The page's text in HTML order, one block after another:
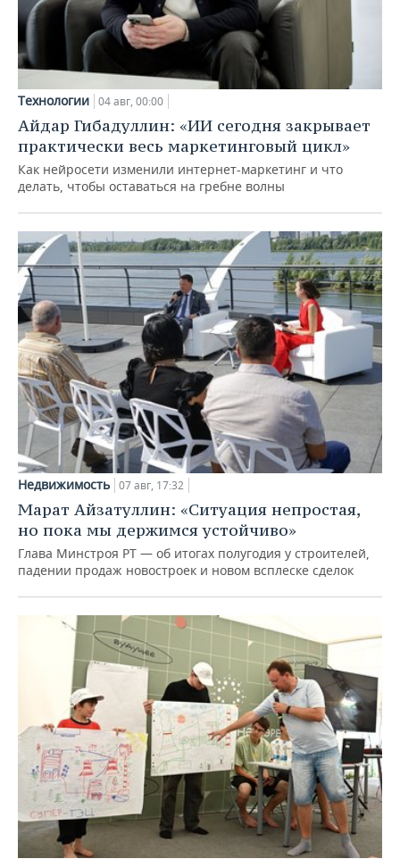
Технологии 04 авг, 00:00
Айдар Гибадуллин: «ИИ сегодня закрывает
практически весь маркетинговый цикл»
Как нейросети изменили интернет-маркетинг и что
делать, чтобы оставаться на гребне волны
Недвижимость 07 авг, 17:32
Марат Айзатуллин: «Ситуация непростая,
но пока мы держимся устойчиво»
Глава Минстроя РТ — об итогах полугодия у строителей,
падении продаж новостроек и новом всплеске сделок